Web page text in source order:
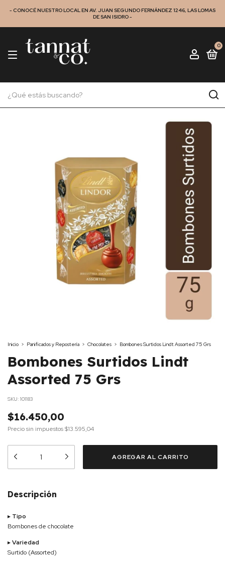
- CONOCÉ NUESTRO LOCAL EN AV. JUAN SEGUNDO FERNÁNDEZ 1246, LAS LOMAS
DE SAN ISIDRO -
0
Inicio > Panificados y Repostería > Chocolates > Bombones Surtidos Lindt Assorted 75 Grs
Bombones Surtidos Lindt
Assorted 75 Grs
SKU: 101183
$16.450,00
Precio sin impuestos$13.595,04
Descripción
▸ Tipo
Bombones de chocolate
▸Variedad
Surtido (Assorted)